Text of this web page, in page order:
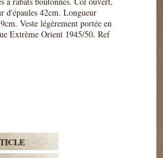
d'épaules 42cm. Longueur
Veste légèrement portée en
Extrème Orient 1945/50. Ref